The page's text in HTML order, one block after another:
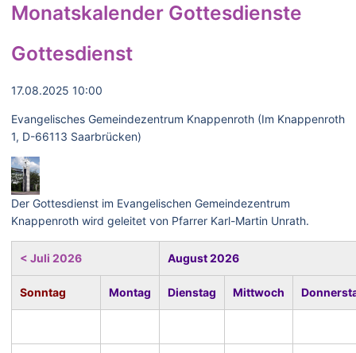
Monatskalender Gottesdienste
Gottesdienst
17.08.2025 10:00
Evangelisches Gemeindezentrum Knappenroth (Im Knappenroth
1, D-66113 Saarbrücken)
Der Gottesdienst im Evangelischen Gemeindezentrum
Knappenroth wird geleitet von Pfarrer Karl-Martin Unrath.
< Juli 2026 August 2026
Sonntag Montag Dienstag Mittwoch